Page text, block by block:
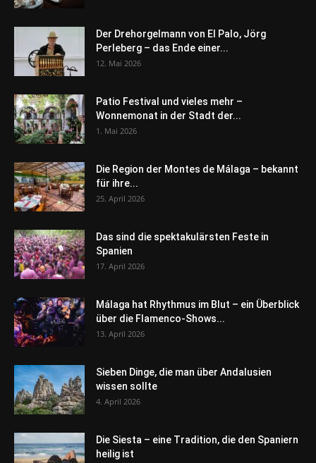
Der Drehorgelmann von El Palo, Jörg
Perleberg – das Ende einer...
12. Mai 2026
Patio Festival und vieles mehr –
Wonnemonat in der Stadt der...
1. Mai 2026
Die Region der Montes de Málaga – bekannt
für ihre...
25. April 2026
Das sind die spektakulärsten Feste in
Spanien
17. April 2026
Málaga hat Rhythmus im Blut – ein Überblick
über die Flamenco-Shows...
13. April 2026
Sieben Dinge, die man über Andalusien
wissen sollte
4. April 2026
Die Siesta – eine Tradition, die den Spaniern
heilig ist